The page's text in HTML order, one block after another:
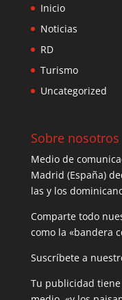
Inicio
Noticias
RD
Turismo
Uncategorized
Sobre nosotros
Medio de
Madrid (España)
las y los
Comparte todo
como la «bandera
Suscríbete a
Tu publicidad